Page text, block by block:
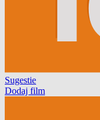
Sugestie
Dodaj film